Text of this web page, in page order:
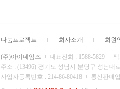
나눔프로젝트 회사소개 회원
(주)아이네임즈 대표전화 : 1588-5829
주소 : (13496) 경기도 성남시 분당구 성남대
사업자등록번호 : 214-86-80418
통신판매